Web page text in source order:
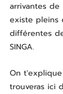
arrivantes de
existe pleins
différentes
SINGA.
On
trouveras ici